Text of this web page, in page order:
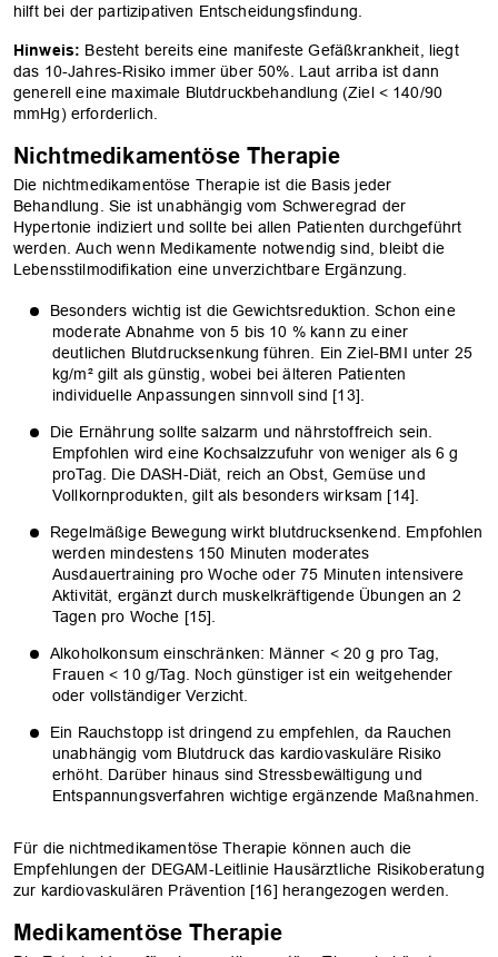
hilft bei der partizipativen Entscheidungsfindung.
Hinweis: Besteht bereits eine manifeste Gefäßkrankheit, liegt
das 10-Jahres-Risiko immer über 50%. Laut arriba ist dann
generell eine maximale Blutdruckbehandlung (Ziel < 140/90
mmHg) erforderlich.
Nichtmedikamentöse Therapie
Die nichtmedikamentöse Therapie ist die Basis jeder
Behandlung. Sie ist unabhängig vom Schweregrad der
Hypertonie indiziert und sollte bei allen Patienten durchgeführt
werden. Auch wenn Medikamente notwendig sind, bleibt die
Lebensstilmodifikation eine unverzichtbare Ergänzung.
Besonders wichtig ist die Gewichtsreduktion. Schon eine
moderate Abnahme von 5 bis 10 % kann zu einer
deutlichen Blutdrucksenkung führen. Ein Ziel-BMI unter 25
kg/m² gilt als günstig, wobei bei älteren Patienten
individuelle Anpassungen sinnvoll sind [13].
Die Ernährung sollte salzarm und nährstoffreich sein.
Empfohlen wird eine Kochsalzzufuhr von weniger als 6 g
proTag. Die DASH-Diät, reich an Obst, Gemüse und
Vollkornprodukten, gilt als besonders wirksam [14].
Regelmäßige Bewegung wirkt blutdrucksenkend. Empfohlen
werden mindestens 150 Minuten moderates
Ausdauertraining pro Woche oder 75 Minuten intensivere
Aktivität, ergänzt durch muskelkräftigende Übungen an 2
Tagen pro Woche [15].
Alkoholkonsum einschränken: Männer < 20 g pro Tag,
Frauen < 10 g/Tag. Noch günstiger ist ein weitgehender
oder vollständiger Verzicht.
Ein Rauchstopp ist dringend zu empfehlen, da Rauchen
unabhängig vom Blutdruck das kardiovaskuläre Risiko
erhöht. Darüber hinaus sind Stressbewältigung und
Entspannungsverfahren wichtige ergänzende Maßnahmen.
Für die nichtmedikamentöse Therapie können auch die
Empfehlungen der DEGAM-Leitlinie Hausärztliche Risikoberatung
zur kardiovaskulären Prävention [16] herangezogen werden.
Medikamentöse Therapie